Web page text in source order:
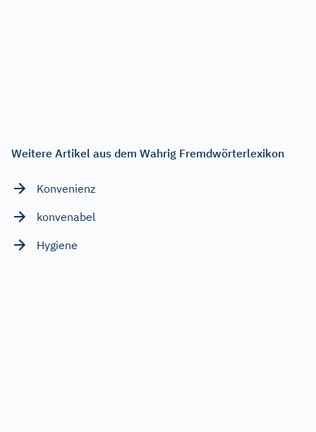
Weitere Artikel aus dem Wahrig Fremdwörterlexikon
Konvenienz
konvenabel
Hygiene